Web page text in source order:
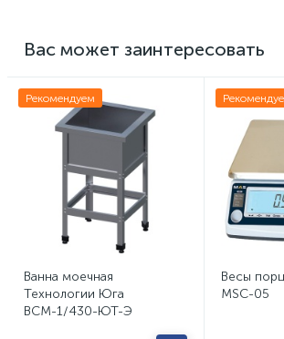
Вас может заинтересовать
Рекомендуем
Ванна моечная
Технологии Юга
ВСМ-1/430-ЮТ-Э
Весы
MSC-05